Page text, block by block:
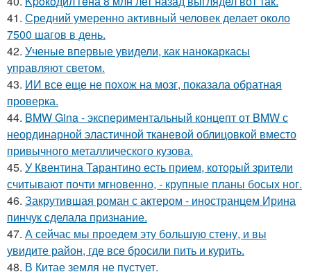
41. Средний умеренно активный человек делает около
7500 шагов в день.
42. Ученые впервые увидели, как нанокаркасы
управляют светом.
43. ИИ все еще не похож на мозг, показала обратная
проверка.
44. BMW Gina - экспериментальный концепт от BMW с
неординарной эластичной тканевой облицовкой вместо
привычного металлического кузова.
45. У Квентина Тарантино есть прием, который зрители
считывают почти мгновенно, - крупные планы босых ног.
46. Закрутившая роман с актером - иностранцем Ирина
пинчук сделала признание.
47. А сейчас мы проедем эту большую стену, и вы
увидите район, где все бросили пить и курить.
48. В Китае земля не пустует.